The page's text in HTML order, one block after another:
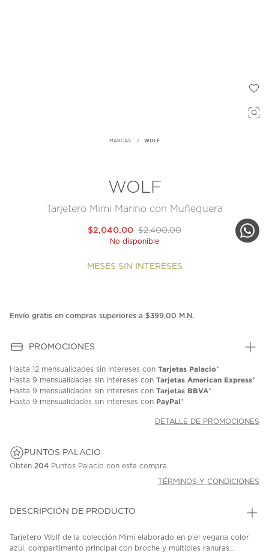
MARCAS WOLF
WOLF
Tarjetero Mimi Marino con Muñequera
$2,400.00
$2,040.00
No disponible
MESES SIN INTERESES
Envío gratis en compras superiores a $399.00 M.N.
PROMOCIONES
Hasta 12 mensualidades sin intereses con Tarjetas Palacio*
Hasta 9 mensualidades sin intereses con Tarjetas American Express*
Hasta 9 mensualidades sin intereses con Tarjetas BBVA*
Hasta 9 mensualidades sin intereses con PayPal*
DETALLE DE PROMOCIONES
PUNTOS PALACIO
Obtén 204 Puntos Palacio con esta compra.
TÉRMINOS Y CONDICIONES
DESCRIPCIÓN DE PRODUCTO
Tarjetero Wolf de la colección Mimi elaborado en piel vegana color
azul, compartimento principal con broche y múltiples ranuras...